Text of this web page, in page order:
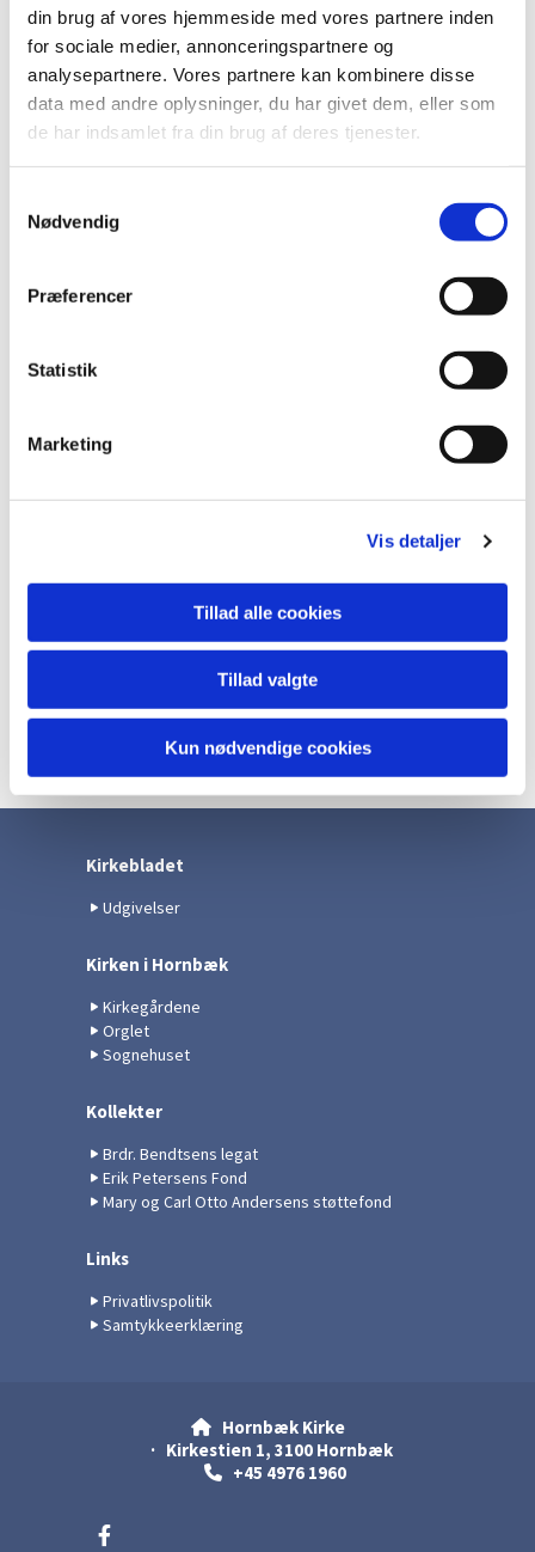
din brug af vores hjemmeside med vores partnere inden
for sociale medier, annonceringspartnere og
analysepartnere. Vores partnere kan kombinere disse
data med andre oplysninger, du har givet dem, eller som
de har indsamlet fra din brug af deres tjenester.
Nødvendig
Præferencer
Statistik
Marketing
Vis detaljer
Tillad alle cookies
Tillad valgte
Kun nødvendige cookies
Du vil måske også kunne lide...
Kirkebladet
Udgivelser
Kirken i Hornbæk
Kirkegårdene
Orglet
Sognehuset
Kollekter
Brdr. Bendtsens legat
Erik Petersens Fond
Mary og Carl Otto Andersens støttefond
Links
Privatlivspolitik
Samtykkeerklæring
Hornbæk Kirke
· Kirkestien 1, 3100 Hornbæk
+45 4976 1960